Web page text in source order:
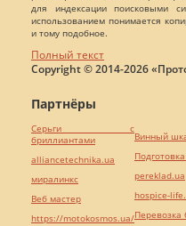
для индексации поисковыми
использованием понимается
и тому подобное.
Полный текст
Copyright © 2014-2026
Партнёры
Серьги с
бриллиантами
alliancetechnika.ua
миралинкс
Веб мастер
https://motokosmos.ua/
Винный
pereklad.ua
hospice-
Перевозка